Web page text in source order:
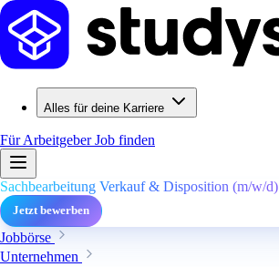
Alles für deine Karriere
Für ArbeitgeberJob finden
Sachbearbeitung Verkauf & Disposition (m/w/d)
Jetzt bewerben
Jobbörse
Unternehmen